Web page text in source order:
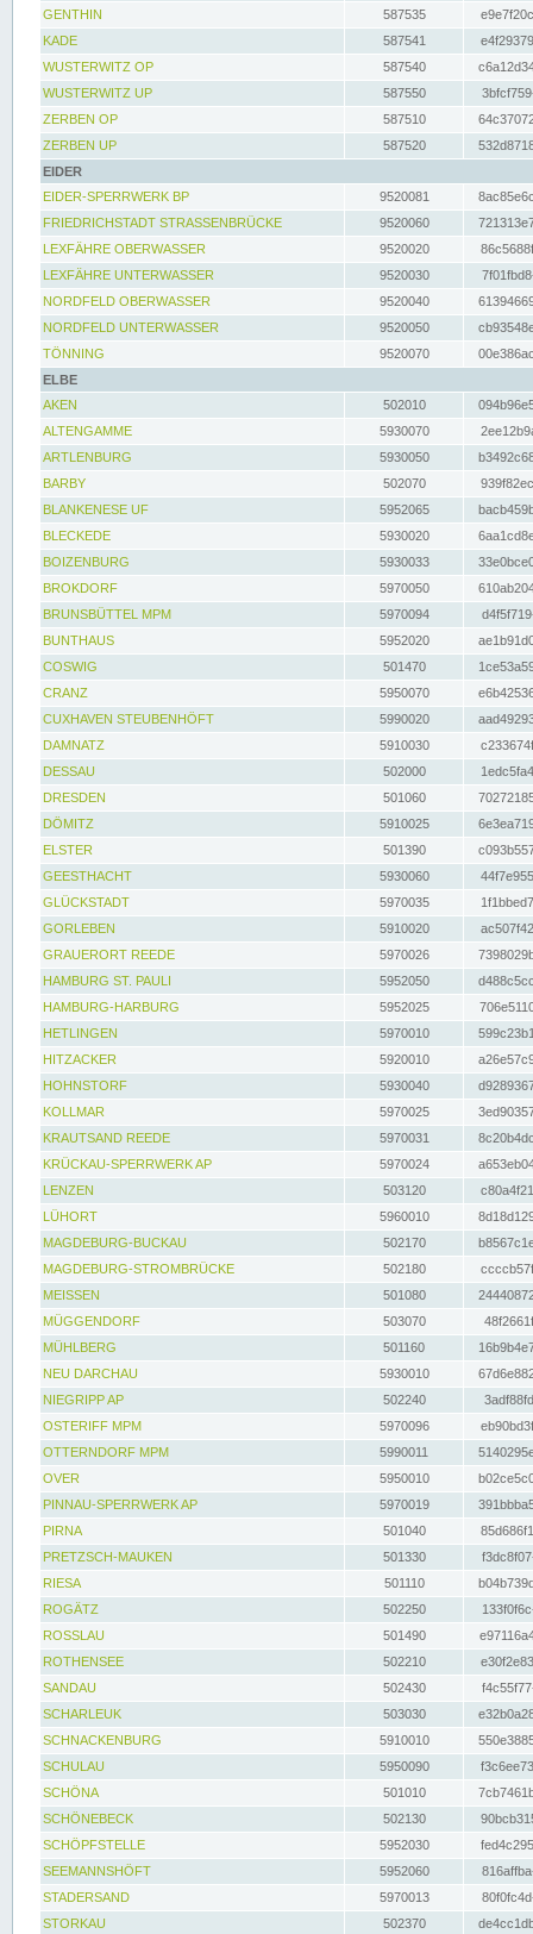
GENTHIN
587535
KADE
587541
WUSTERWITZ OP
587540
WUSTERWITZ UP
587550
ZERBEN OP
587510
ZERBEN UP
587520
EIDER
EIDER-SPERRWERK BP
9520081
FRIEDRICHSTADT STRASSENBRÜCKE
9520060
LEXFÄHRE OBERWASSER
9520020
LEXFÄHRE UNTERWASSER
9520030
NORDFELD OBERWASSER
9520040
NORDFELD UNTERWASSER
9520050
TÖNNING
9520070
ELBE
AKEN
502010
ALTENGAMME
5930070
ARTLENBURG
5930050
BARBY
502070
BLANKENESE UF
5952065
BLECKEDE
5930020
BOIZENBURG
5930033
BROKDORF
5970050
BRUNSBÜTTEL MPM
5970094
BUNTHAUS
5952020
COSWIG
501470
CRANZ
5950070
CUXHAVEN STEUBENHÖFT
5990020
DAMNATZ
5910030
DESSAU
502000
DRESDEN
501060
DÖMITZ
5910025
ELSTER
501390
GEESTHACHT
5930060
GLÜCKSTADT
5970035
GORLEBEN
5910020
GRAUERORT REEDE
5970026
HAMBURG ST. PAULI
5952050
HAMBURG-HARBURG
5952025
HETLINGEN
5970010
HITZACKER
5920010
HOHNSTORF
5930040
KOLLMAR
5970025
KRAUTSAND REEDE
5970031
KRÜCKAU-SPERRWERK AP
5970024
LENZEN
503120
LÜHORT
5960010
MAGDEBURG-BUCKAU
502170
MAGDEBURG-STROMBRÜCKE
502180
MEISSEN
501080
MÜGGENDORF
503070
MÜHLBERG
501160
NEU DARCHAU
5930010
NIEGRIPP AP
502240
OSTERIFF MPM
5970096
OTTERNDORF MPM
5990011
OVER
5950010
PINNAU-SPERRWERK AP
5970019
PIRNA
501040
PRETZSCH-MAUKEN
501330
RIESA
501110
ROGÄTZ
502250
ROSSLAU
501490
ROTHENSEE
502210
SANDAU
502430
SCHARLEUK
503030
SCHNACKENBURG
5910010
SCHULAU
5950090
SCHÖNA
501010
SCHÖNEBECK
502130
SCHÖPFSTELLE
5952030
SEEMANNSHÖFT
5952060
STADERSAND
5970013
STORKAU
502370